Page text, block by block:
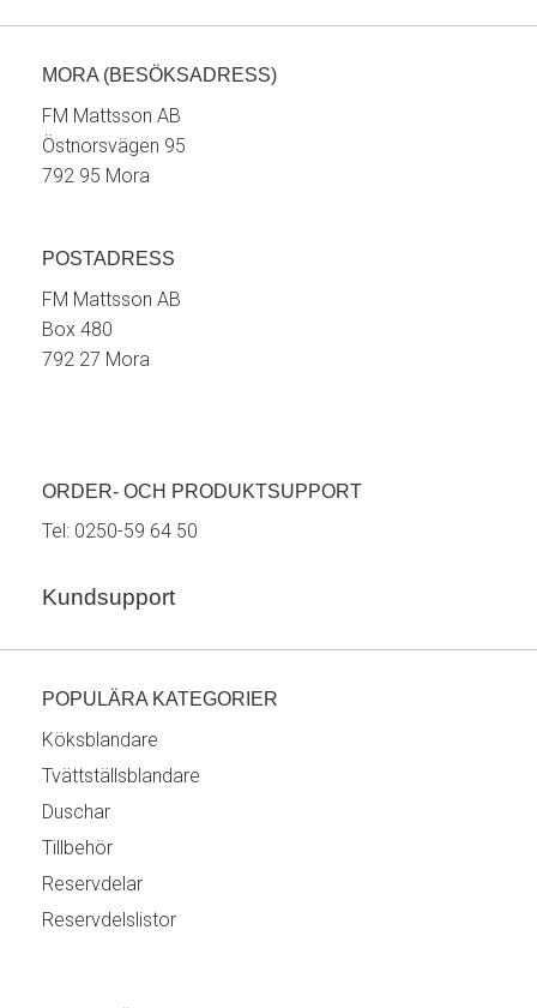
MORA (BESÖKSADRESS)
FM Mattsson AB
Östnorsvägen 95
792 95 Mora
POSTADRESS
FM Mattsson AB
Box 480
792 27 Mora
ORDER- OCH PRODUKTSUPPORT
Tel: 0250-59 64 50
Kundsupport
POPULÄRA KATEGORIER
Köksblandare
Tvättställsblandare
Duschar
Tillbehör
Reservdelar
Reservdelslistor